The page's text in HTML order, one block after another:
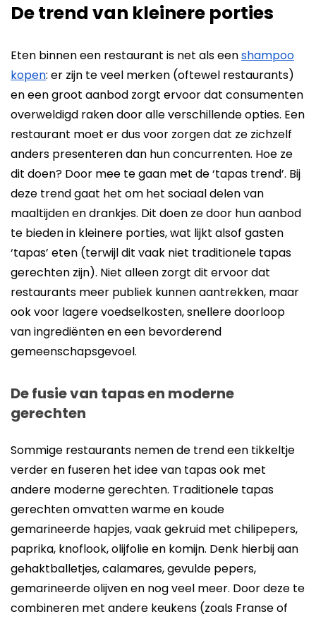
De trend van kleinere porties
Eten binnen een restaurant is net als eenshampoo
kopen: er zijn te veel merken (oftewel restaurants)
en een groot aanbod zorgt ervoor dat consumenten
overweldigd raken door alle verschillende opties. Een
restaurant moet er dus voor zorgen dat ze zichzelf
anders presenteren dan hun concurrenten. Hoe ze
dit doen? Door mee te gaan met de ‘tapas trend’. Bij
deze trend gaat het om het sociaal delen van
maaltijden en drankjes. Dit doen ze door hun aanbod
te bieden in kleinere porties, wat lijkt alsof gasten
‘tapas’ eten (terwijl dit vaak niet traditionele tapas
gerechten zijn). Niet alleen zorgt dit ervoor dat
restaurants meer publiek kunnen aantrekken, maar
ook voor lagere voedselkosten, snellere doorloop
van ingrediënten en een bevorderend
gemeenschapsgevoel.
De fusie van tapas en moderne
gerechten
Sommige restaurants nemen de trend een tikkeltje
verder en fuseren het idee van tapas ook met
andere moderne gerechten. Traditionele tapas
gerechten omvatten warme en koude
gemarineerde hapjes, vaak gekruid met chilipepers,
paprika, knoflook, olijfolie en komijn. Denk hierbij aan
gehaktballetjes, calamares, gevulde pepers,
gemarineerde olijven en nog veel meer. Door deze te
combineren met andere keukens (zoals Franse of